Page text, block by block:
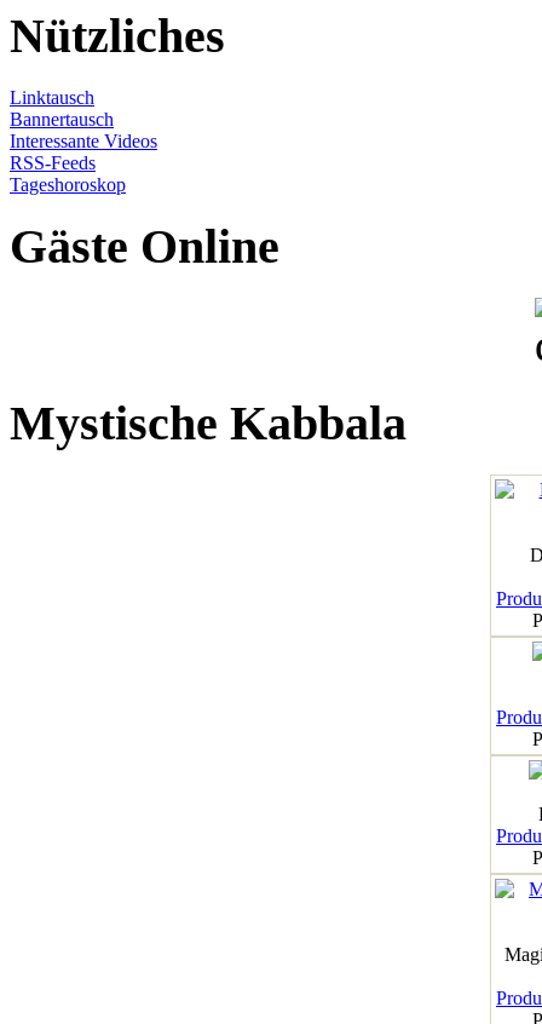
Nützliches
Linktausch
Bannertausch
Interessante Videos
RSS-Feeds
Tageshoroskop
Gäste Online
Mystische Kabbala